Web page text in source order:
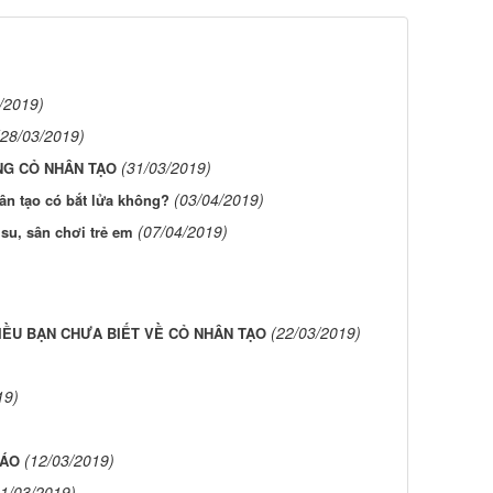
03/2019)
CỎ NHÂN TẠO (31/03/2019)
tạo có bắt lửa không? (03/04/2019)
sân chơi trẻ em (07/04/2019)
BẠN CHƯA BIẾT VỀ CỎ NHÂN TẠO (22/03/2019)
(12/03/2019)